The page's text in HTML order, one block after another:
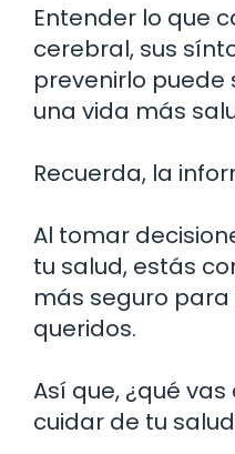
Entender lo que
cerebral, sus
prevenirlo puede
una vida más
Recuerda, la
Al tomar
tu salud, estás
más seguro para
queridos.
Así que, ¿qué
cuidar de tu